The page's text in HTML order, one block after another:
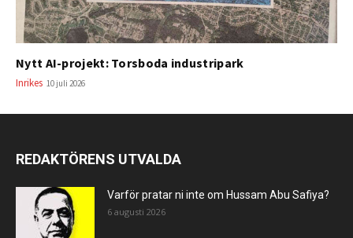
Nytt AI-projekt: Torsboda industripark
Inrikes 10 juli 2026
REDAKTÖRENS UTVALDA
Varför pratar ni inte om Hussam Abu Safiya?
6 augusti 2026